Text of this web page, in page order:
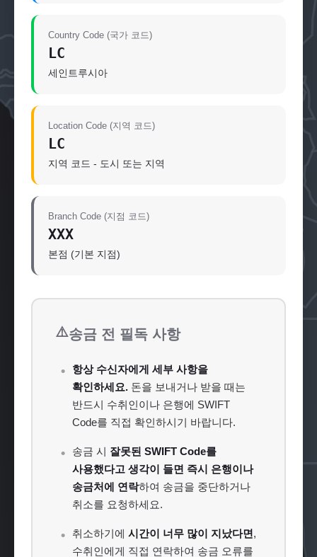
Country Code (국가 코드)
LC
세인트루시아
Location Code (지역 코드)
LC
지역 코드 - 도시 또는 지역
Branch Code (지점 코드)
XXX
본점 (기본 지점)
⚠️송금 전 필독 사항
항상 수신자에게 세부 사항을
확인하세요. 돈을 보내거나 받을 때는
반드시 수취인이나 은행에 SWIFT
Code를 직접 확인하시기 바랍니다.
송금 시 잘못된 SWIFT Code를
사용했다고 생각이 들면 즉시 은행이나
송금처에 연락하여 송금을 중단하거나
취소를 요청하세요.
취소하기에 시간이 너무 많이 지났다면,
수취인에게 직접 연락하여 송금 오류를